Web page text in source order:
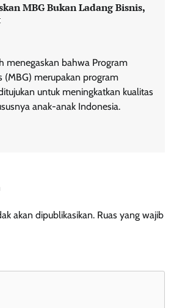
MBG Bukan Ladang Bisnis,
menegaskan bahwa Program
(MBG) merupakan program
untuk meningkatkan kualitas
anak-anak Indonesia.
akan dipublikasikan. Ruas yang wajib